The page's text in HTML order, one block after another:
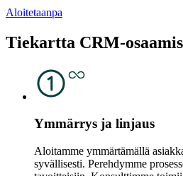
Aloitetaanpa
Tiekartta CRM-
Ymmärrys ja linjaus
Aloitamme ymmärtämällä
syvällisesti. Perehdymme